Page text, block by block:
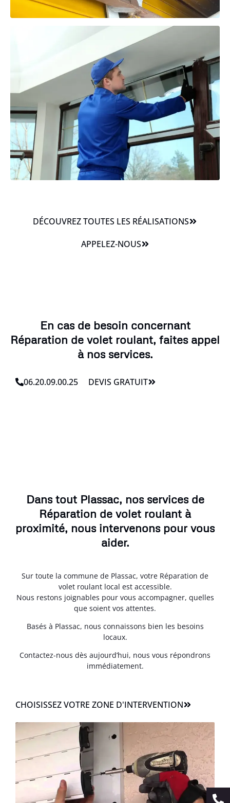
DÉCOUVREZ TOUTES LES RÉALISATIONS
APPELEZ-NOUS
En cas de besoin concernant
Réparation de volet roulant, faites appel
à nos services.
06.20.09.00.25 DEVIS GRATUIT
Dans tout Plassac, nos services de
Réparation de volet roulant à
proximité, nous intervenons pour vous
aider.
Sur toute la commune de Plassac, votre Réparation de
volet roulant local est accessible.
Nous restons joignables pour vous accompagner, quelles
que soient vos attentes.
Basés à Plassac, nous connaissons bien les besoins
locaux.
Contactez-nous dès aujourd’hui, nous vous répondrons
immédiatement.
CHOISISSEZ VOTRE ZONE D'INTERVENTION